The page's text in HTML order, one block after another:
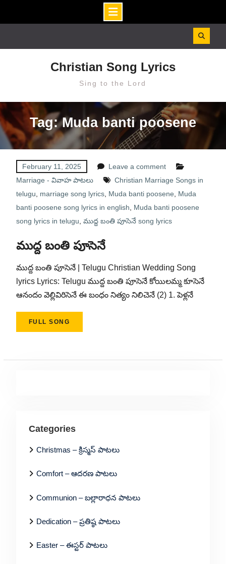
Christian Song Lyrics
Sing to the Lord
Tag: Muda banti poosene
February 11, 2025
Leave a comment
Marriage - వివాహ పాటలు
Christian Marriage Songs in
telugu
marriage song lyrics, Muda banti poosene
Muda
banti poosene song lyrics in english
Muda banti poosene
song lyrics in telugu ముద్ద బంతి పూసెనే song lyrics
ముద్ద బంతి పూసెనే
ముద్ద బంతి పూసెనే | Telugu Christian Wedding Song
lyrics Lyrics: Telugu ముద్ద బంతి పూసెనే కోయిలమ్మ కూసెనే
ఆనందం వెల్లివిరిసెనే ఈ బంధం నిత్యం నిలిచెనే (2) 1. పెళ్లనే
FULL SONG
Categories
Christmas – క్రిస్మస్ పాటలు
Comfort – ఆదరణ పాటలు
Communion – బల్లారాధన పాటలు
Dedication – ప్రతిష్ఠ పాటలు
Easter – ఈస్టర్ పాటలు